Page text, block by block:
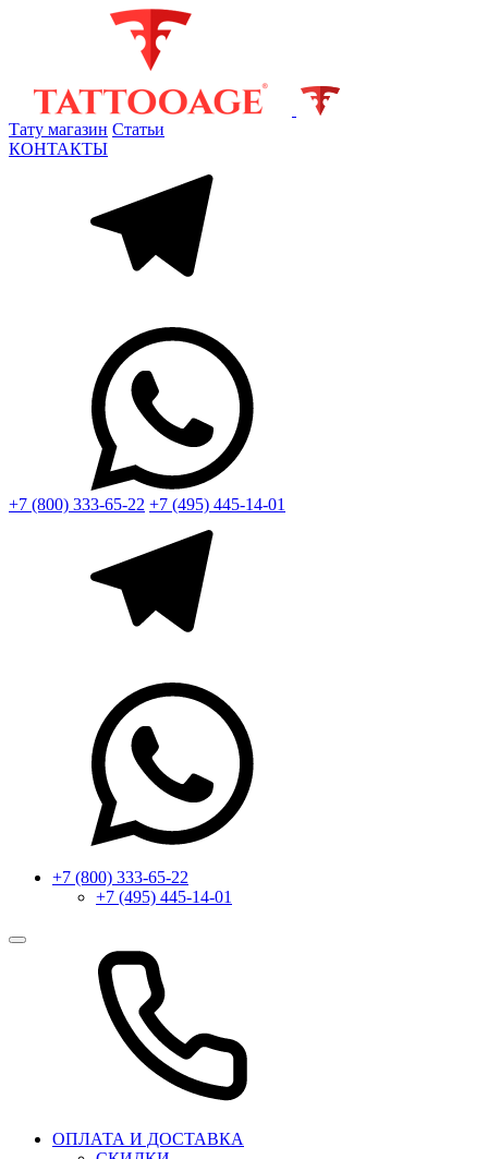
Тату магазин Статьи
КОНТАКТЫ
+7 (800) 333-65-22 +7 (495) 445-14-01
+7 (800) 333-65-22
+7 (495) 445-14-01
ОПЛАТА И ДОСТАВКА